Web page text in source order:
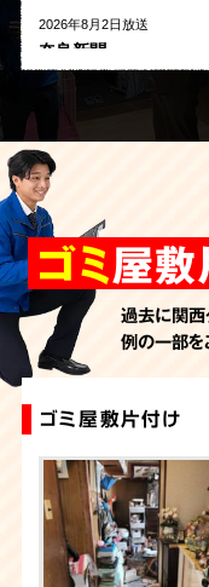
2026年8月2日放送
奈良新聞
2026年8月1日放送
2026年7月27日放送
AbemaTV
2026年7月24日放送
朝日新聞
2026年7月10日放送
季刊「宗教問題」
2026年7月10日放送
東洋経済オンライン
2026年7月7日放送
FRIDAYデジタル
2026年7月6日放送
週刊循環経済新聞（7月
2026年7月4日放送
YouTube｜好井まさ
ゴミ屋
過去に関
例の一部を
ゴミ屋敷片付け
ゴミ屋敷片付け
汚部屋片付け・ゴ
ゴミ屋敷片付け
特殊清掃+ゴミ屋
ゴミ屋敷片付け
大量の不用品回収
ゴミ屋敷片付け
大量の不用品回収
ゴミ屋敷片付け